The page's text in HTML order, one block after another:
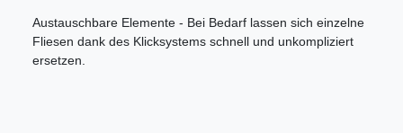
Austauschbare Elemente - Bei Bedarf lassen sich einzelne
Fliesen dank des Klicksystems schnell und unkompliziert
ersetzen.